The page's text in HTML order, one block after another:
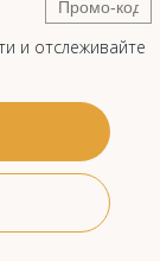
и отслеживайте